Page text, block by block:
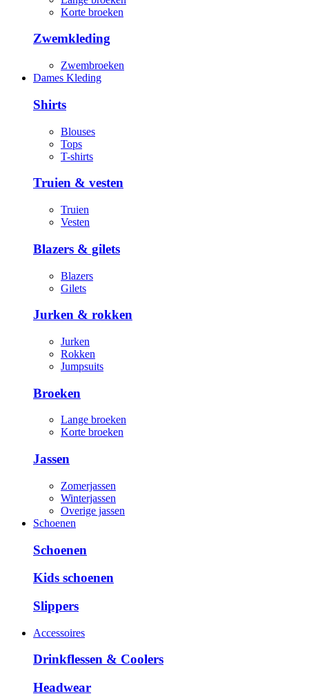
Korte broeken
Zwemkleding
Zwembroeken
Dames Kleding
Shirts
Blouses
Tops
T-shirts
Truien & vesten
Truien
Vesten
Blazers & gilets
Blazers
Gilets
Jurken & rokken
Jurken
Rokken
Jumpsuits
Broeken
Lange broeken
Korte broeken
Jassen
Zomerjassen
Winterjassen
Overige jassen
Schoenen
Schoenen
Kids schoenen
Slippers
Accessoires
Drinkflessen & Coolers
Headwear